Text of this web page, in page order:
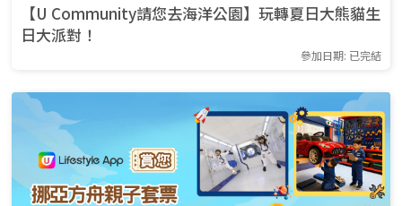
【U Community請您去海洋公園】玩轉夏日大熊貓生
日大派對！
參加日期: 已完結